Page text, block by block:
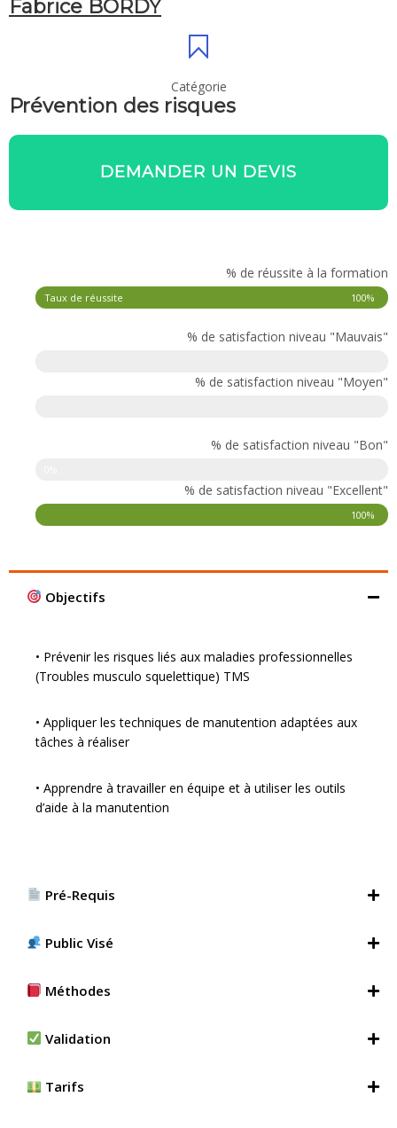
Fabrice BORDY
Catégorie
Prévention des risques
DEMANDER UN DEVIS
% de réussite à la formation
Taux de réussite 100%
% de satisfaction niveau "Mauvais"
% de satisfaction niveau "Moyen"
% de satisfaction niveau "Bon"
% de satisfaction niveau "Excellent"
100%
Objectifs
• Prévenir les risques liés aux maladies professionnelles
(Troubles musculo squelettique) TMS
• Appliquer les techniques de manutention adaptées aux
tâches à réaliser
• Apprendre à travailler en équipe et à utiliser les outils
d’aide à la manutention
Pré-Requis
Public Visé
Méthodes
Validation
Tarifs